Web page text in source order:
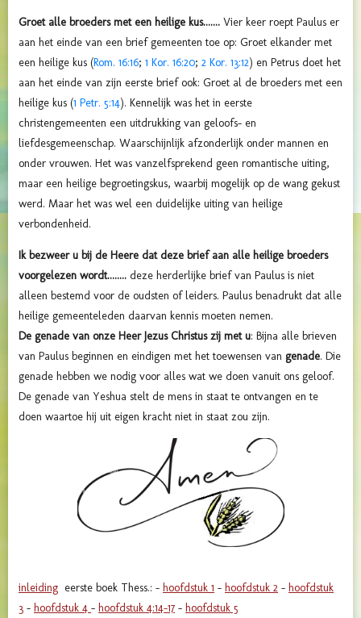
Groet alle broeders met een heilige kus....... Vier keer roept Paulus er
aan het einde van een brief gemeenten toe op: Groet elkander met
een heilige kus (Rom. 16:16; 1 Kor. 16:20; 2 Kor. 13:12) en Petrus doet het
aan het einde van zijn eerste brief ook: Groet al de broeders met een
heilige kus (1 Petr. 5:14). Kennelijk was het in eerste
christengemeenten een uitdrukking van geloofs- en
liefdesgemeenschap. Waarschijnlijk afzonderlijk onder mannen en
onder vrouwen. Het was vanzelfsprekend geen romantische uiting,
maar een heilige begroetingskus, waarbij mogelijk op de wang gekust
werd. Maar het was wel een duidelijke uiting van heilige
verbondenheid.
Ik bezweer u bij de Heere dat deze brief aan alle heilige broeders
voorgelezen wordt........ deze herderlijke brief van Paulus is niet
alleen bestemd voor de oudsten of leiders. Paulus benadrukt dat alle
heilige gemeenteleden daarvan kennis moeten nemen.
De genade van onze Heer Jezus Christus zij met u: Bijna alle brieven
van Paulus beginnen en eindigen met het toewensen van genade. Die
genade hebben we nodig voor alles wat we doen vanuit ons geloof.
De genade van Yeshua stelt de mens in staat te ontvangen en te
doen waartoe hij uit eigen kracht niet in staat zou zijn.
inleiding eerste boek Thess.: – hoofdstuk 1 – hoofdstuk 2 – hoofdstuk
3 – hoofdstuk 4 – hoofdstuk 4:14-17 – hoofdstuk 5